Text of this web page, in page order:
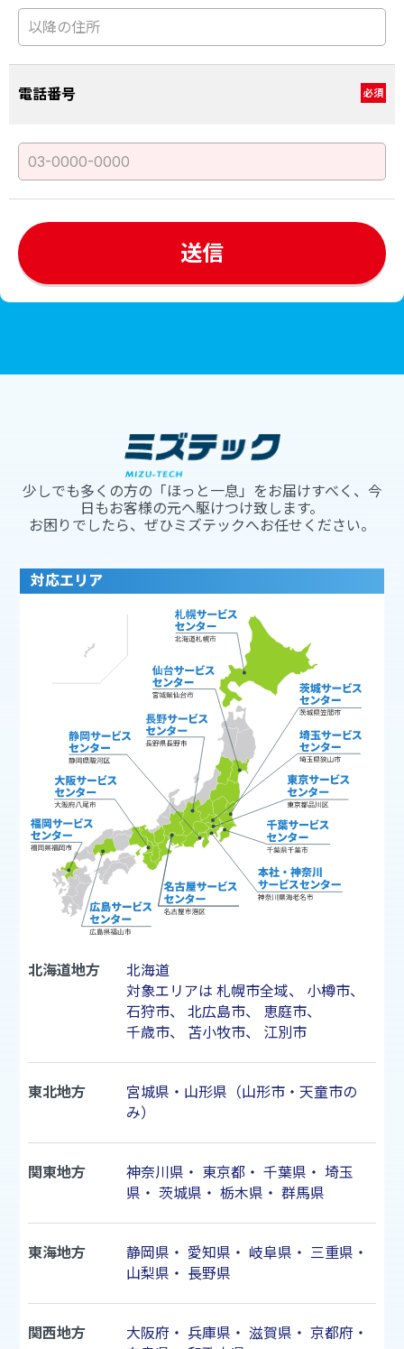
電話番号 必須
少しでも多くの方の「ほっと一息」をお届けすべく、今
日もお客様の元へ駆けつけ致します。
お困りでしたら、ぜひミズテックへお任せください。
対応エリア
北海道地方
北海道
対象エリアは 札幌市全域、 小樽市、
石狩市、 北広島市、 恵庭市、
千歳市、 苫小牧市、 江別市
東北地方
宮城県・山形県（山形市・天童市の
み）
関東地方 神奈川県 ・ 東京都・ 千葉県 ・ 埼玉
県 ・ 茨城県 ・ 栃木県 ・ 群馬県
東海地方 静岡県 ・ 愛知県 ・ 岐阜県 ・ 三重県 ・
山梨県 ・ 長野県
関西地方 大阪府 ・ 兵庫県 ・ 滋賀県 ・ 京都府 ・